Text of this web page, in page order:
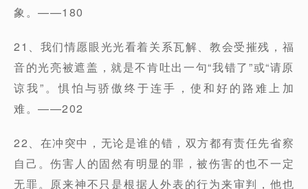
象。——180
21、我们情愿眼光光看着关系瓦解、教会受摧残，福
音的光亮被遮盖，就是不肯吐出一句“我错了”或“请原
谅我”。惧怕与骄傲终于连手，使和好的路难上加
难。——202
22、在冲突中，无论是谁的错，双方都有责任先省察
自己。伤害人的固然有明显的罪，被伤害的也不一定
无罪。原来神不只是根据人外表的行为来审判，他也